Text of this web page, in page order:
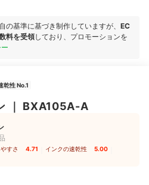
基準に基づき制作していますが、 EC
料を受領しており、プロモーションを
乾性 No.1
BXA105A-A
すさ 4.71 インクの速乾性 5.00